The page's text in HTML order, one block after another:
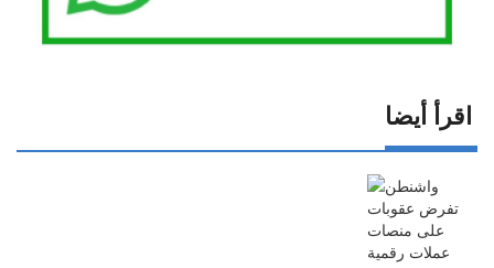
اقرأ أيضا